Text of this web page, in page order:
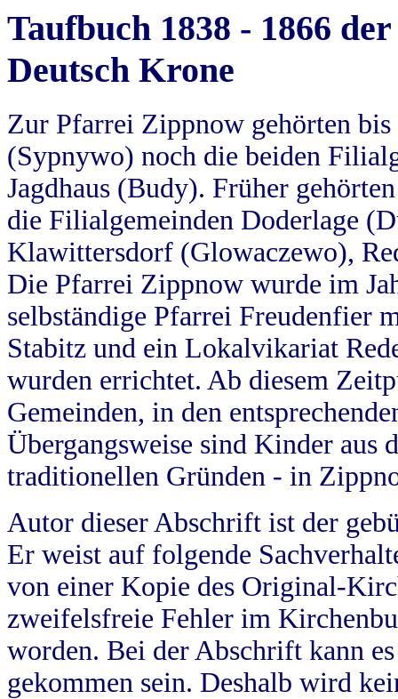
Taufbuch 1838 - 1866
Deutsch Krone
Zur Pfarrei Zippnow gehörten
(Sypnywo) noch die beiden
Jagdhaus (Budy). Früher
die Filialgemeinden Doderlage
Klawittersdorf (Glowaczewo),
Die Pfarrei Zippnow wurde im
selbständige Pfarrei Freudenfier
Stabitz und ein Lokalvikariat
wurden errichtet. Ab diesem
Gemeinden, in den
Übergangsweise sind Kinder aus
traditionellen Gründen - in
Autor dieser Abschrift ist der
Er weist auf folgende
von einer Kopie des Original-
zweifelsfreie Fehler im
worden. Bei der Abschrift kann
gekommen sein. Deshalb wird